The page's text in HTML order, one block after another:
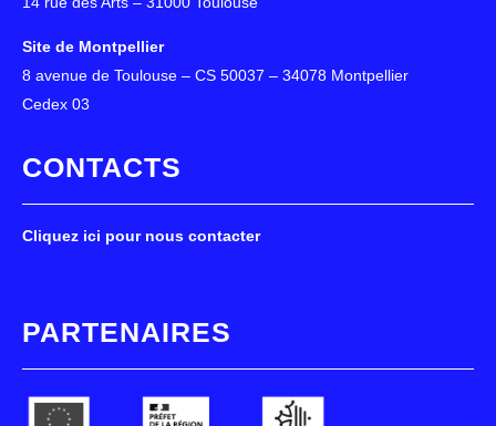
Site de Montpellier
8 avenue de Toulouse – CS 50037 – 34078 Montpellier
Cedex 03
CONTACTS
Cliquez ici pour nous contacter
PARTENAIRES